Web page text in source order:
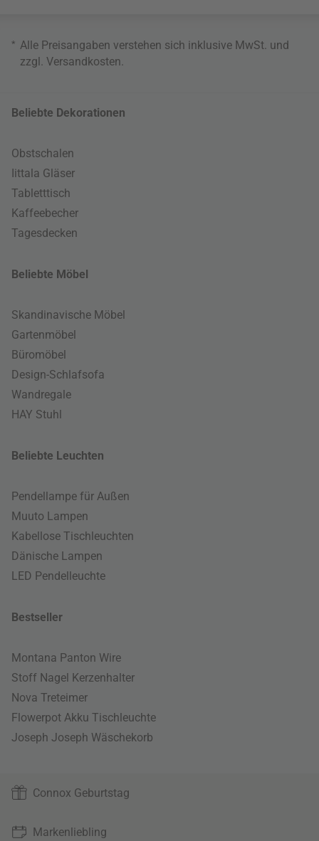
* Alle Preisangaben verstehen sich inklusive MwSt. und
zzgl. Versandkosten
Beliebte Dekorationen
Obstschalen
Iittala Gläser
Tabletttisch
Kaffeebecher
Tagesdecken
Beliebte Möbel
Skandinavische Möbel
Gartenmöbel
Büromöbel
Design-Schlafsofa
Wandregale
HAY Stuhl
Beliebte Leuchten
Pendellampe für Außen
Muuto Lampen
Kabellose Tischleuchten
Dänische Lampen
LED Pendelleuchte
Bestseller
Montana Panton Wire
Stoff Nagel Kerzenhalter
Nova Treteimer
Flowerpot Akku Tischleuchte
Joseph Joseph Wäschekorb
Connox Geburtstag
Markenliebling